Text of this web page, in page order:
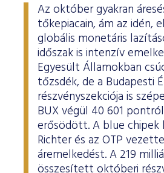
Az október gyakran
tőkepiacain, ám az idén,
globális monetáris
időszak is intenzív
Egyesült Államokban
tőzsdék, de a Budapesti
részvényszekciója is
BUX végül 40 601
erősödött. A blue
Richter és az OTP
áremelkedést. A 219
összesített októberi